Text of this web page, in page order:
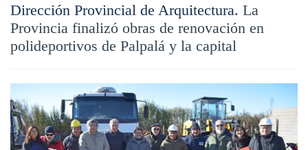
Dirección Provincial de Arquitectura. La
Provincia finalizó obras de renovación en
polideportivos de Palpalá y la capital